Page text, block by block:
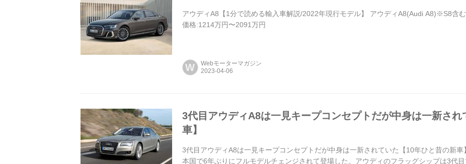
アウディA8【1分で読める輸入車解説/2022年現行モデル】 アウディA8(Audi A8)※S8含
価格:1214万円〜2091万円
W Webモーターマガジン
3代目アウディA8は一見キープコンセプトだが中身は一新さ
車】
3代目アウディA8は一見キープコンセプトだが中身は一新されていた【10年ひと昔の新
本国で6年ぶりにフルモデルチェンジされて登場した。アウディのフラッグシップは3代